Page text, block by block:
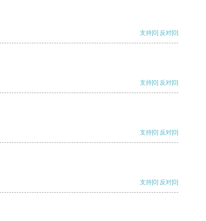
支持[0] 反对[0]
支持[0] 反对[0]
支持[0] 反对[0]
支持[0] 反对[0]